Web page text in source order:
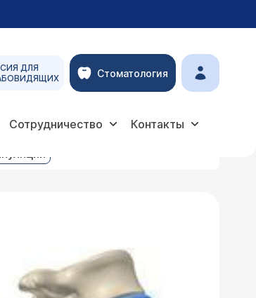
ДЛЯ
Стоматология
Сотрудничество Контакты